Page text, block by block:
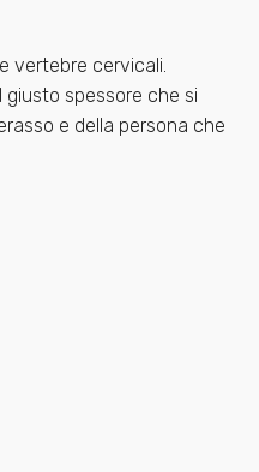
vertebre cervicali.
giusto spessore che si
e della persona che